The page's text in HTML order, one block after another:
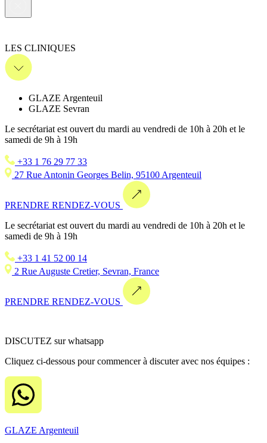
LES CLINIQUES
GLAZE Argenteuil
GLAZE Sevran
Le secrétariat est ouvert du mardi au vendredi de 10h à 20h et le
samedi de 9h à 19h
+33 1 76 29 77 33
27 Rue Antonin Georges Belin, 95100 Argenteuil
PRENDRE RENDEZ-VOUS
Le secrétariat est ouvert du mardi au vendredi de 10h à 20h et le
samedi de 9h à 19h
+33 1 41 52 00 14
2 Rue Auguste Cretier, Sevran, France
PRENDRE RENDEZ-VOUS
DISCUTEZ sur whatsapp
Cliquez ci-dessous pour commencer à discuter avec nos équipes :
GLAZE Argenteuil